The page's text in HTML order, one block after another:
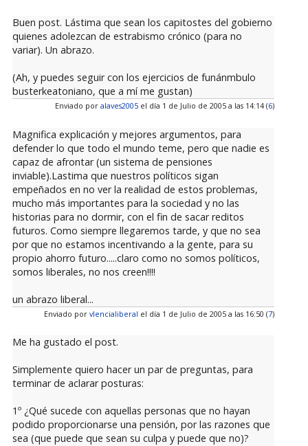
Buen post. Lástima que sean los capitostes del gobierno
quienes adolezcan de estrabismo crónico (para no
variar). Un abrazo.
(Ah, y puedes seguir con los ejercicios de funánmbulo
busterkeatoniano, que a mí me gustan)
Enviado por alaves2005el día 1 de Julio de 2005 a las 14:14 (6)
Magnifica explicación y mejores argumentos, para
defender lo que todo el mundo teme, pero que nadie es
capaz de afrontar (un sistema de pensiones
inviable).Lastima que nuestros políticos sigan
empeñados en no ver la realidad de estos problemas,
mucho más importantes para la sociedad y no las
historias para no dormir, con el fin de sacar reditos
futuros. Como siempre llegaremos tarde, y que no sea
por que no estamos incentivando a la gente, para su
propio ahorro futuro.....claro como no somos políticos,
somos liberales, no nos creen!!!!
un abrazo liberal...
Enviado por vlencialiberal el día 1 de Julio de 2005 a las 16:50 (7)
Me ha gustado el post.
Simplemente quiero hacer un par de preguntas, para
terminar de aclarar posturas:
1º ¿Qué sucede con aquellas personas que no hayan
podido proporcionarse una pensión, por las razones que
sea (que puede que sean su culpa y puede que no)?